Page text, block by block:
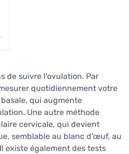
de suivre l'ovulation. Par
quotidiennement votre
qui augmente
Une autre méthode
cervicale, qui devient
semblable au blanc d'œuf, au
existe également des tests